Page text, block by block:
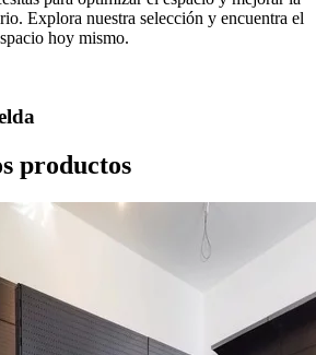
Explora nuestra selección y encuentra el
hoy mismo.
productos